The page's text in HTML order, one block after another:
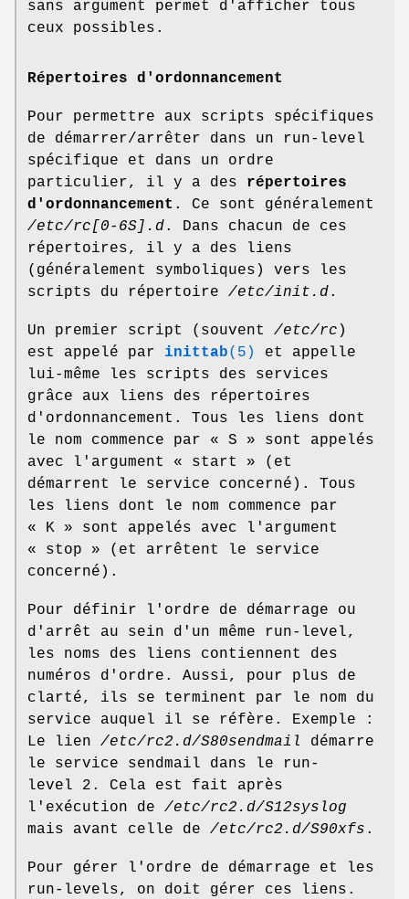
sans argument permet d'afficher tous
ceux possibles.
Répertoires d'ordonnancement
Pour permettre aux scripts spécifiques
de démarrer/arrêter dans un run-level
spécifique et dans un ordre
particulier, il y a des répertoires
d'ordonnancement . Ce sont généralement
/etc/rc[0-6S].d. Dans chacun de ces
répertoires, il y a des liens
(généralement symboliques) vers les
scripts du répertoire /etc/init.d.
Un premier script (souvent /etc/rc )
est appelé par inittab(5)
et appelle
lui-même les scripts des services
grâce aux liens des répertoires
d'ordonnancement. Tous les liens dont
le nom commence par « S » sont appelés
avec l'argument « start » (et
démarrent le service concerné). Tous
les liens dont le nom commence par
« K » sont appelés avec l'argument
« stop » (et arrêtent le service
concerné).
Pour définir l'ordre de démarrage ou
d'arrêt au sein d'un même run-level,
les noms des liens contiennent des
numéros d'ordre. Aussi, pour plus de
clarté, ils se terminent par le nom du
service auquel il se réfère. Exemple :
Le lien /etc/rc2.d/S80sendmail
démarre
le service sendmail dans le run-
level 2. Cela est fait après
l'exécution de /etc/rc2.d/S12syslog
mais avant celle de /etc/rc2.d/S90xfs .
Pour gérer l'ordre de démarrage et les
run-levels, on doit gérer ces liens.